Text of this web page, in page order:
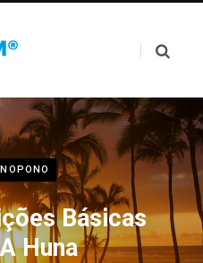
Básicas
Huna